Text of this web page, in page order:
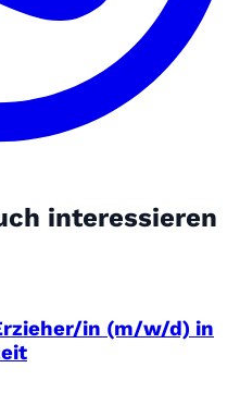
interessieren
in (m/w/d) in